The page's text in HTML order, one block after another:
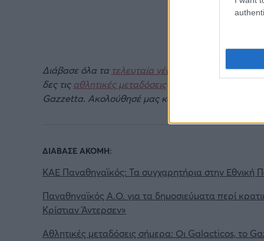
Διάβασε όλα τα τελευταία νέα της αθλητικής
δες τιςαθλητικές μεταδόσειςτης ημέρας και της
Gazzetta. Ακολούθησέ μας και στο
ΔΙΑΒΑΣΕ ΑΚΟΜΗ:
ΚΑΕ Παναθηναϊκός: Τα συγχαρητήρια στην Εθνική
Παναθηναϊκός Α.Ο. για τα δημοσιεύματα περί
Κρίστιαν Άντερσεν»
Αθλητικές μεταδόσεις σήμερα: Οι Galacticos, το